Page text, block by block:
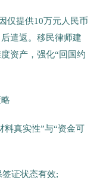
仅提供10万元人民币
遣返。移民律师建
资产，强化“回国约
料真实性”与“资金可
证状态有效;